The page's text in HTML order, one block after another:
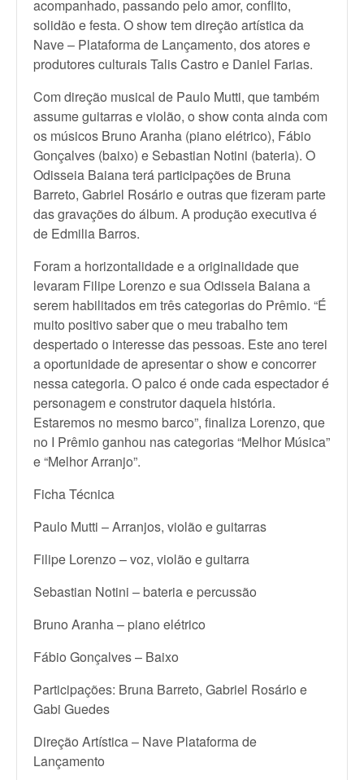
acompanhado, passando pelo amor, conflito,
solidão e festa. O show tem direção artística da
Nave – Plataforma de Lançamento, dos atores e
produtores culturais Talis Castro e Daniel Farias.
Com direção musical de Paulo Mutti, que também
assume guitarras e violão, o show conta ainda com
os músicos Bruno Aranha (piano elétrico), Fábio
Gonçalves (baixo) e Sebastian Notini (bateria). O
Odisseia Baiana terá participações de Bruna
Barreto, Gabriel Rosário e outras que fizeram parte
das gravações do álbum. A produção executiva é
de Edmilia Barros.
Foram a horizontalidade e a originalidade que
levaram Filipe Lorenzo e sua Odisseia Baiana a
serem habilitados em três categorias do Prêmio. “É
muito positivo saber que o meu trabalho tem
despertado o interesse das pessoas. Este ano terei
a oportunidade de apresentar o show e concorrer
nessa categoria. O palco é onde cada espectador é
personagem e construtor daquela história.
Estaremos no mesmo barco”, finaliza Lorenzo, que
no I Prêmio ganhou nas categorias “Melhor Música”
e “Melhor Arranjo”.
Ficha Técnica
Paulo Mutti – Arranjos, violão e guitarras
Filipe Lorenzo – voz, violão e guitarra
Sebastian Notini – bateria e percussão
Bruno Aranha – piano elétrico
Fábio Gonçalves – Baixo
Participações: Bruna Barreto, Gabriel Rosário e
Gabi Guedes
Direção Artística – Nave Plataforma de
Lançamento